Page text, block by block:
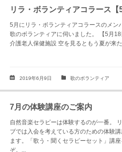
リラ・ボランティアコラース【5
5月にリラ・ボランティアコラースのメン
歌のボランティアに伺いました。 【5月
介護老人保健施設 空を見るともう夏が来
2019年6月9日 歌のボランティア
7月の体験講座のご案内
自然音楽セラピーは体験するのが一番。
ブでは入会を考えている方のための体験
ます。「歌う・聞くセラピーセット」講座
ぞ。...